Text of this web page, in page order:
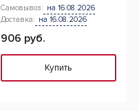
Самовывоз: на 16.08.2026
Доставка: на 16.08.2026
906 руб.
Купить